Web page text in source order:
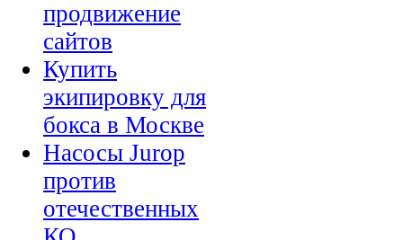
продвижение
сайтов
Купить
экипировку для
бокса в Москве
Насосы Jurop
против
отечественных